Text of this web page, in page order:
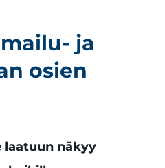
ja
osien
laatuun näkyy